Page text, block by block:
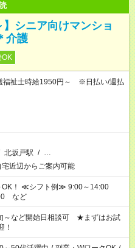
】シニア向けマンショ
介護
OK
福祉士時給1950円～ ※日払い/週払
北坂戸駅 / …
近辺からご案内可能
～14:00
など
～など開始日相談可 ★まずはお試
！